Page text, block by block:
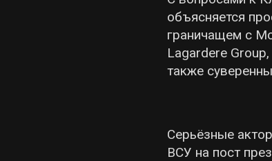
объясняется
граничащем с
Lagardere
также
Серьёзные
ВСУ на пост